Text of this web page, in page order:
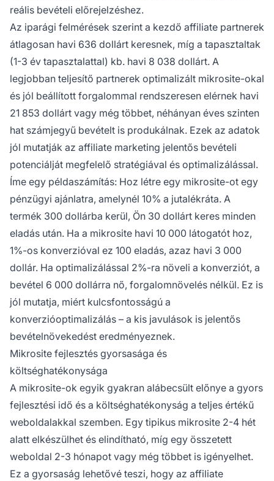
reális bevételi előrejelzéshez.
Az iparági felmérések szerint a kezdő affiliate partnerek
átlagosan havi 636 dollárt keresnek, míg a tapasztaltak
(1-3 év tapasztalattal) kb. havi 8 038 dollárt. A
legjobban teljesítő partnerek optimalizált mikrosite-okal
és jól beállított forgalommal rendszeresen elérnek havi
21 853 dollárt vagy még többet, néhányan éves szinten
hat számjegyű bevételt is produkálnak. Ezek az adatok
jól mutatják az affiliate marketing jelentős bevételi
potenciálját megfelelő stratégiával és optimalizálással.
Íme egy példaszámítás: Hoz létre egy mikrosite-ot egy
pénzügyi ajánlatra, amelynél 10% a jutalékráta. A
termék 300 dollárba kerül, Ön 30 dollárt keres minden
eladás után. Ha a mikrosite havi 10 000 látogatót hoz,
1%-os konverzióval ez 100 eladás, azaz havi 3 000
dollár. Ha optimalizálással 2%-ra növeli a konverziót, a
bevétel 6 000 dollárra nő, forgalomnövelés nélkül. Ez is
jól mutatja, miért kulcsfontosságú a
konverzióoptimalizálás – a kis javulások is jelentős
bevételnövekedést eredményeznek.
Mikrosite fejlesztés gyorsasága és
költséghatékonysága
A mikrosite-ok egyik gyakran alábecsült előnye a gyors
fejlesztési idő és a költséghatékonyság a teljes értékű
weboldalakkal szemben. Egy tipikus mikrosite 2-4 hét
alatt elkészülhet és elindítható, míg egy összetett
weboldal 2-3 hónapot vagy még többet is igényelhet.
Ez a gyorsaság lehetővé teszi, hogy az affiliate